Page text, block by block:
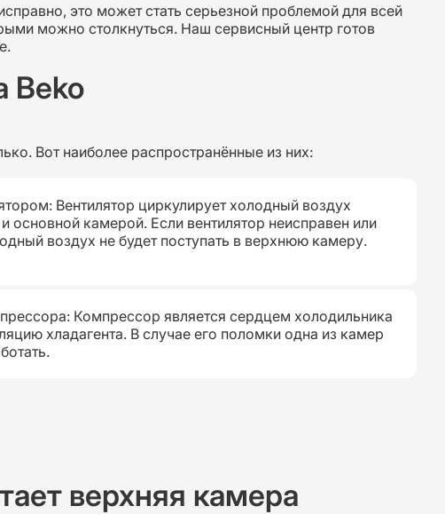
это может стать серьезной проблемой для всей
можно столкнуться. Наш сервисный центр готов
Beko
Вот наиболее распространённые из них:
Вентилятор циркулирует холодный воздух
основной камерой. Если вентилятор неисправен или
воздух не будет поступать в верхнюю камеру.
Компрессор является сердцем холодильника
хладагента. В случае его поломки одна из камер
верхняя камера